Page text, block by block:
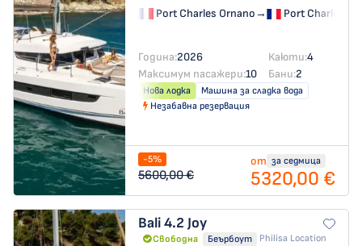
Port Charles Ornano→ Port Charles
Година:2026 Каюти:4
Максимум пасажери:10 Бани:2
Нова лодка
Машина за сладка вода
Незабавна резервация
-5%
5600,00 €
от за седмица
5320,00 €
Bali 4.2 Joy
Свободна Беърбоут Philisa Location